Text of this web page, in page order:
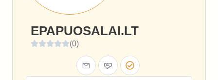
EPAPUOSALAI.LT
(0)